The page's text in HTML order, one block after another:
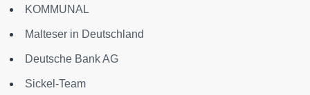
KOMMUNAL
Malteser in Deutschland
Deutsche Bank AG
Sickel-Team